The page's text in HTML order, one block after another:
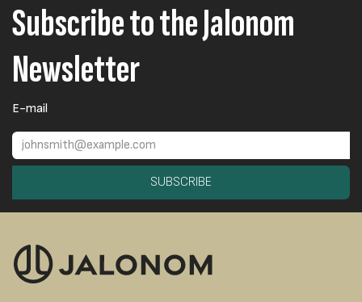
Subscribe to the Jalonom
Newsletter
E-mail
SUBSCRIBE